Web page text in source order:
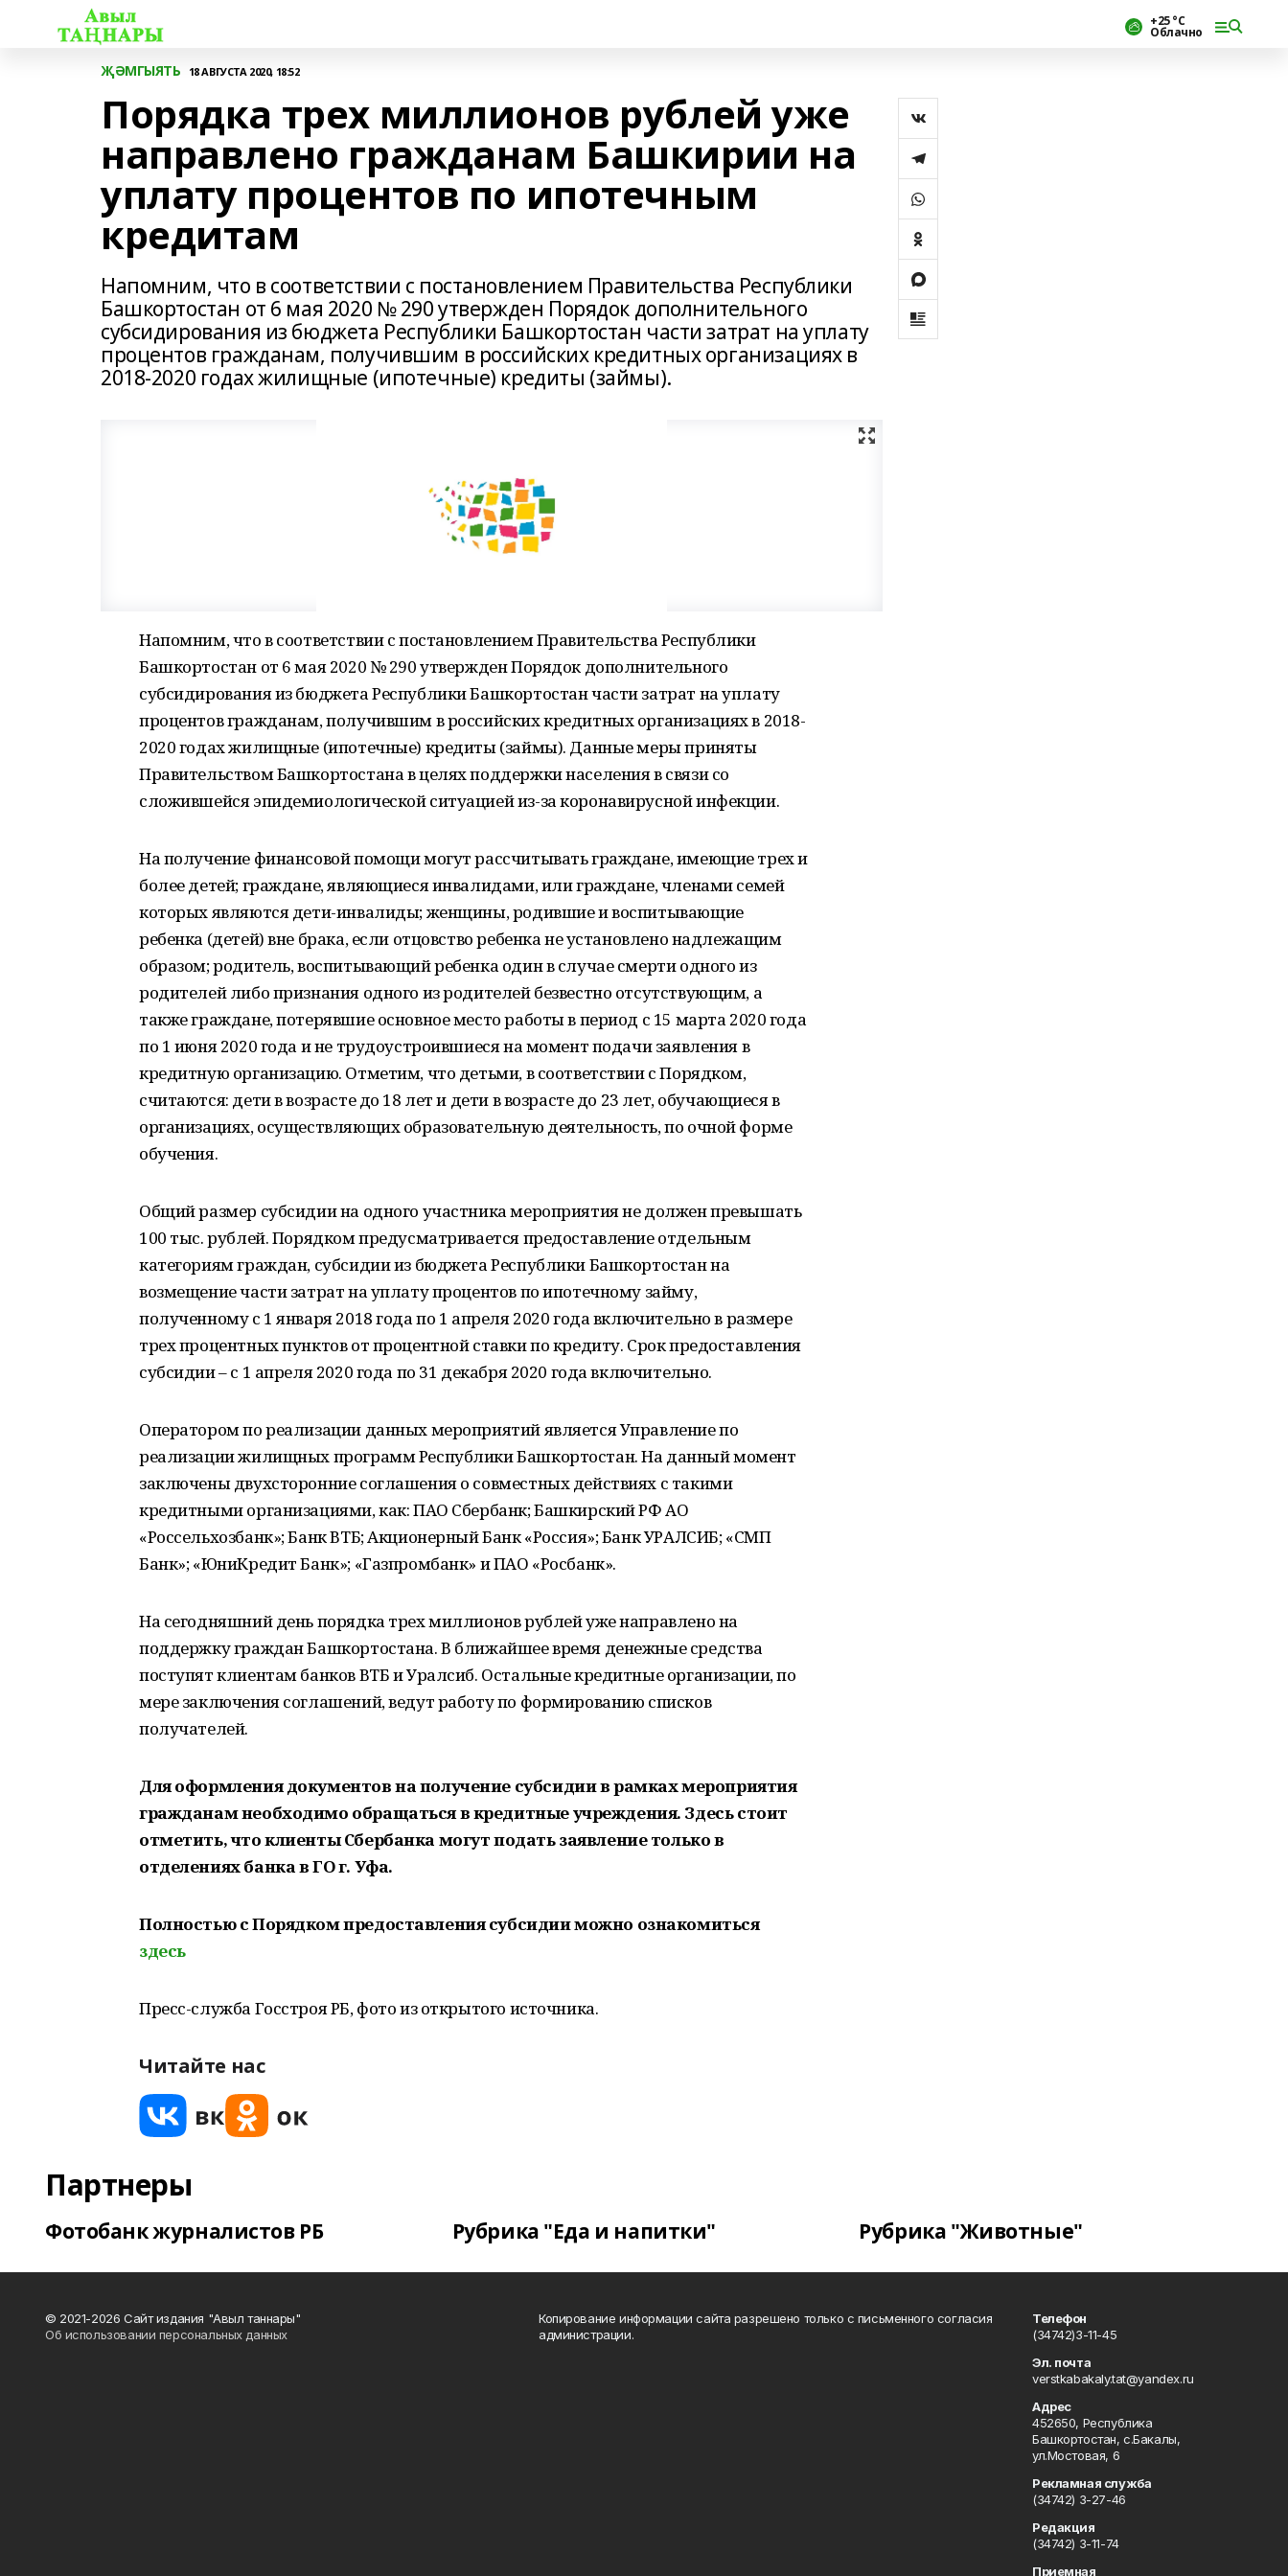
+25 °С
Облачно
ҖӘМГЫЯТЬ 18 АВГУСТА 2020, 18:52
Порядка трех миллионов рублей уже
направлено гражданам Башкирии на
уплату процентов по ипотечным
кредитам
Напомним, что в соответствии с постановлением Правительства Республики
Башкортостан от 6 мая 2020 № 290 утвержден Порядок дополнительного
субсидирования из бюджета Республики Башкортостан части затрат на уплату
процентов гражданам, получившим в российских кредитных организациях в
2018-2020 годах жилищные (ипотечные) кредиты (займы).
Напомним, что в соответствии с постановлением Правительства Республики
Башкортостан от 6 мая 2020 № 290 утвержден Порядок дополнительного
субсидирования из бюджета Республики Башкортостан части затрат на уплату
процентов гражданам, получившим в российских кредитных организациях в 2018-
2020 годах жилищные (ипотечные) кредиты (займы). Данные меры приняты
Правительством Башкортостана в целях поддержки населения в связи со
сложившейся эпидемиологической ситуацией из-за коронавирусной инфекции.
На получение финансовой помощи могут рассчитывать граждане, имеющие трех и
более детей; граждане, являющиеся инвалидами, или граждане, членами семей
которых являются дети-инвалиды; женщины, родившие и воспитывающие
ребенка (детей) вне брака, если отцовство ребенка не установлено надлежащим
образом; родитель, воспитывающий ребенка один в случае смерти одного из
родителей либо признания одного из родителей безвестно отсутствующим, а
также граждане, потерявшие основное место работы в период с 15 марта 2020 года
по 1 июня 2020 года и не трудоустроившиеся на момент подачи заявления в
кредитную организацию. Отметим, что детьми, в соответствии с Порядком,
считаются: дети в возрасте до 18 лет и дети в возрасте до 23 лет, обучающиеся в
организациях, осуществляющих образовательную деятельность, по очной форме
обучения.
Общий размер субсидии на одного участника мероприятия не должен превышать
100 тыс. рублей. Порядком предусматривается предоставление отдельным
категориям граждан, субсидии из бюджета Республики Башкортостан на
возмещение части затрат на уплату процентов по ипотечному займу,
полученному с 1 января 2018 года по 1 апреля 2020 года включительно в размере
трех процентных пунктов от процентной ставки по кредиту. Срок предоставления
субсидии – с 1 апреля 2020 года по 31 декабря 2020 года включительно.
Оператором по реализации данных мероприятий является Управление по
реализации жилищных программ Республики Башкортостан. На данный момент
заключены двухсторонние соглашения о совместных действиях с такими
кредитными организациями, как: ПАО Сбербанк; Башкирский РФ АО
«Россельхозбанк»; Банк ВТБ; Акционерный Банк «Россия»; Банк УРАЛСИБ; «СМП
Банк»; «ЮниКредит Банк»; «Газпромбанк» и ПАО «Росбанк».
На сегодняшний день порядка трех миллионов рублей уже направлено на
поддержку граждан Башкортостана. В ближайшее время денежные средства
поступят клиентам банков ВТБ и Уралсиб. Остальные кредитные организации, по
мере заключения соглашений, ведут работу по формированию списков
получателей.
Для оформления документов на получение субсидии в рамках мероприятия
гражданам необходимо обращаться в кредитные учреждения. Здесь стоит
отметить, что клиенты Сбербанка могут подать заявление только в
отделениях банка в ГО г. Уфа.
Полностью с Порядком предоставления субсидии можно ознакомиться
здесь
Пресс-служба Госстроя РБ, фото из открытого источника.
Читайте нас
Партнеры
Фотобанк журналистов РБ Рубрика "Еда и напитки" Рубрика "Животные"
© 2021-2026 Сайт издания "Авыл таннары"
Об использовании персональных данных
Копирование информации сайта разрешено только с письменного согласия
администрации.
Телефон
(34742)3-11-45
Эл. почта
verstkabakaly.tat@yandex.ru
Адрес
452650, Республика
Башкортостан, с.Бакалы,
ул.Мостовая, 6
Рекламная служба
(34742) 3-27-46
Редакция
(34742) 3-11-74
Приемная